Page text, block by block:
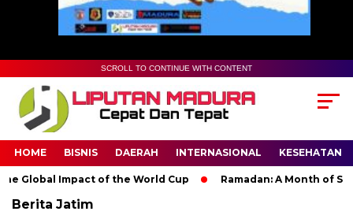
SCROLL TO CONTINUE WITH CONTENT
HOME BISNIS DAERAH INTERNASIONAL KESEHATAN
Global Impact of the World Cup Ramadan: A Month of
Berita Jatim